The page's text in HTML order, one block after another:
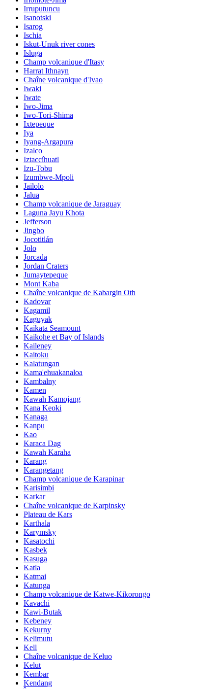
Irruputuncu
Isanotski
Isarog
Ischia
Iskut-Unuk river cones
Isluga
Champ volcanique d'Itasy
Harrat Ithnayn
Chaîne volcanique d'Ivao
Iwaki
Iwate
Iwo-Jima
Iwo-Tori-Shima
Ixtepeque
Iya
Iyang-Argapura
Izalco
Iztaccíhuatl
Izu-Tobu
Izumbwe-Mpoli
Jailolo
Jalua
Champ volcanique de Jaraguay
Laguna Jayu Khota
Jefferson
Jingbo
Jocotitlán
Jolo
Jorcada
Jordan Craters
Jumaytepeque
Mont Kaba
Chaîne volcanique de Kabargin Oth
Kadovar
Kagamil
Kaguyak
Kaikata Seamount
Kaikohe et Bay of Islands
Kaileney
Kaitoku
Kalatungan
Kama'ehuakanaloa
Kambalny
Kamen
Kawah Kamojang
Kana Keoki
Kanaga
Kanpu
Kao
Karaca Dag
Kawah Karaha
Karang
Karangetang
Champ volcanique de Karapinar
Karisimbi
Karkar
Chaîne volcanique de Karpinsky
Plateau de Kars
Karthala
Karymsky
Kasatochi
Kasbek
Kasuga
Katla
Katmai
Katunga
Champ volcanique de Katwe-Kikorongo
Kavachi
Kawi-Butak
Kebeney
Kekurny
Kelimutu
Kell
Chaîne volcanique de Keluo
Kelut
Kembar
Kendang